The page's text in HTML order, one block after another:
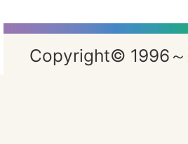
Copyright© 1996